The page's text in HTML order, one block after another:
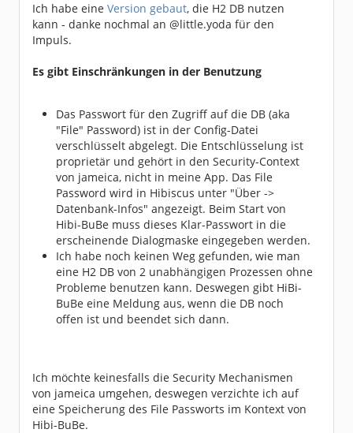
Ich habe eine Version gebaut, die H2 DB nutzen
kann - danke nochmal an @little.yoda für den
Impuls.
Es gibt Einschränkungen in der Benutzung
Das Passwort für den Zugriff auf die DB (aka
"File" Password) ist in der Config-Datei
verschlüsselt abgelegt. Die Entschlüsselung ist
proprietär und gehört in den Security-Context
von jameica, nicht in meine App. Das File
Password wird in Hibiscus unter "Über ->
Datenbank-Infos" angezeigt. Beim Start von
Hibi-BuBe muss dieses Klar-Passwort in die
erscheinende Dialogmaske eingegeben werden.
Ich habe noch keinen Weg gefunden, wie man
eine H2 DB von 2 unabhängigen Prozessen ohne
Probleme benutzen kann. Deswegen gibt HiBi-
BuBe eine Meldung aus, wenn die DB noch
offen ist und beendet sich dann.
Ich möchte keinesfalls die Security Mechanismen
von jameica umgehen, deswegen verzichte ich auf
eine Speicherung des File Passworts im Kontext von
Hibi-BuBe.